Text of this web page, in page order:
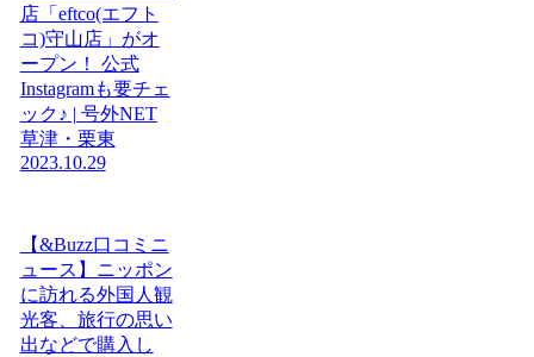
店「eftco(エフト
コ)守山店」がオ
ープン！ 公式
Instagramも要チェ
ック♪ | 号外NET
草津・栗東
2023.10.29
【&Buzz口コミニ
ュース】ニッポン
に訪れる外国人観
光客、旅行の思い
出などで購入し